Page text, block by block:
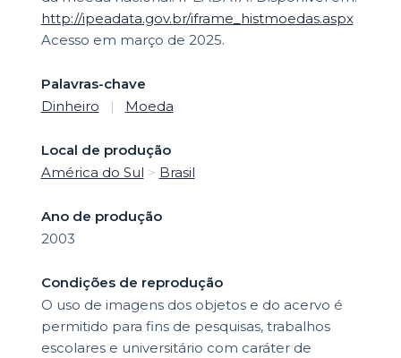
http://ipeadata.gov.br/iframe_histmoedas.aspx
Acesso em março de 2025.
Palavras-chave
Dinheiro
| Moeda
Local de produção
América do Sul > Brasil
Ano de produção
2003
Condições de reprodução
O uso de imagens dos objetos e do acervo é
permitido para fins de pesquisas, trabalhos
escolares e universitário com caráter de